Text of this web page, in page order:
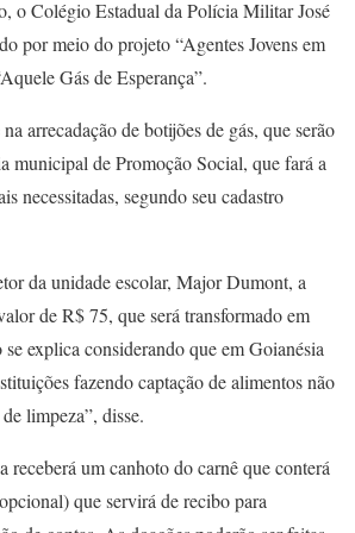
o Colégio Estadual da Polícia Militar José
por meio do projeto “Agentes Jovens em
Gás de Esperança”.
arrecadação de botijões de gás, que serão
municipal de Promoção Social, que fará a
necessitadas, segundo seu cadastro
da unidade escolar, Major Dumont, a
de R$ 75, que será transformado em
explica considerando que em Goianésia
fazendo captação de alimentos não
limpeza”, disse.
receberá um canhoto do carnê que conterá
que servirá de recibo para